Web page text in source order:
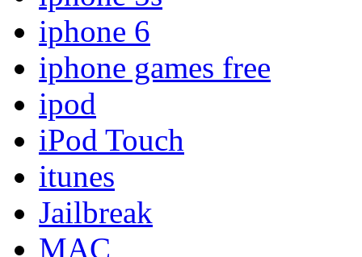
iphone 6
iphone games free
ipod
iPod Touch
itunes
Jailbreak
MAC